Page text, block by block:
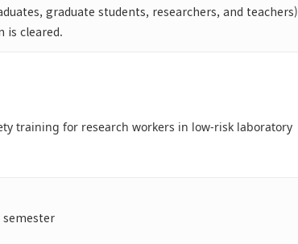
graduate students, researchers, and
is cleared.
training for research workers in low-risk laboratory